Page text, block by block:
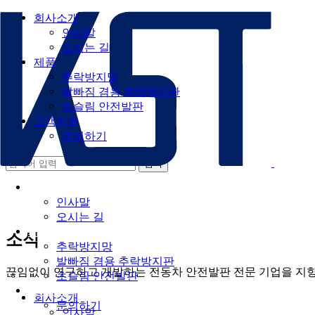
인사말
오시는 길
제품
추락방지망
발빠짐 겸용 추락방지판
초슬림 안전발판
고객지원
문의하기
회사소개
인사말
오시는 길
제품
추락방지망
발빠짐 겸용 추락방지판
초슬림 안전발판
고객지원
문의하기
소식
끊임없이 연구하고 개발하는 전동차 안전발판 전문 기업을 지
회사소개